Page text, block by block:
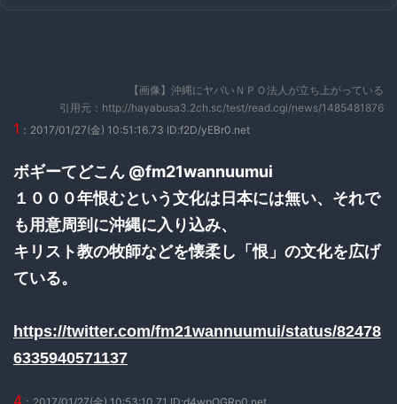
【画像】沖縄にヤバいＮＰＯ法人が立ち上がっている
引用元：http://hayabusa3.2ch.sc/test/read.cgi/news/1485481876
1 ：2017/01/27(金) 10:51:16.73 ID:f2D/yEBr0.net
ボギーてどこん @fm21wannuumui
１０００年恨むという文化は日本には無い、それで
も用意周到に沖縄に入り込み、
キリスト教の牧師などを懐柔し「恨」の文化を広げ
ている。
https://twitter.com/fm21wannuumui/status/82478
6335940571137
4 ：2017/01/27(金) 10:53:10.71 ID:d4wpOGRp0.net